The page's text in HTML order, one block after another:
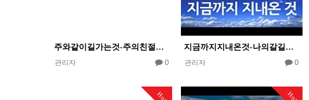
주와같이길가는것-주의친절한팔에안기세
관리자 0
지금까지지내온것-나의갈길다가도록
관리자 0
Hot Hot